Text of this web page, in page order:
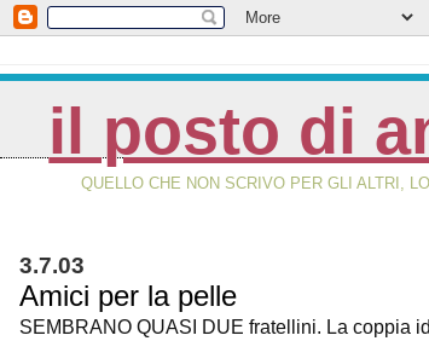
il posto di
QUELLO CHE NON SCRIVO PER GLI ALTRI,
3.7.03
Amici per la pelle
SEMBRANO QUASI DUE fratellini. La coppia